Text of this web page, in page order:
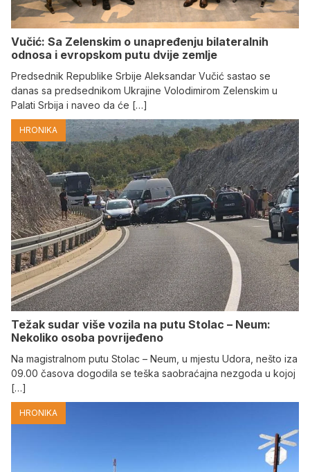
Vučić: Sa Zelenskim o unapređenju bilateralnih
odnosa i evropskom putu dvije zemlje
Predsednik Republike Srbije Aleksandar Vučić sastao se
danas sa predsednikom Ukrajine Volodimirom Zelenskim u
Palati Srbija i naveo da će […]
HRONIKA
Težak sudar više vozila na putu Stolac – Neum:
Nekoliko osoba povrijeđeno
Na magistralnom putu Stolac – Neum, u mjestu Udora, nešto iza
09.00 časova dogodila se teška saobraćajna nezgoda u kojoj
[…]
HRONIKA